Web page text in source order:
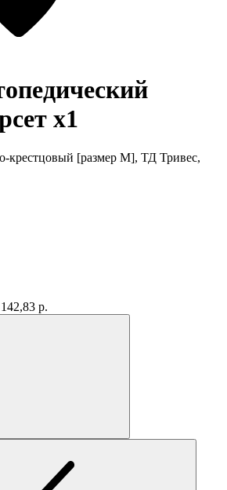
x1
крестцовый [размер M], ТД Тривес,
р.